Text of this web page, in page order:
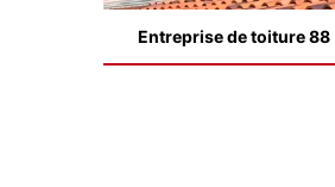
Entreprise de toiture 88